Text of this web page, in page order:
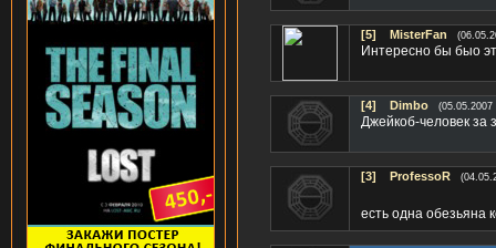
[5] MisterFan
Интересно бы быо
[4] Dimbo (05.05.2007
Джейкоб-человек за
[3] ProfessoR
есть одна обезьяна